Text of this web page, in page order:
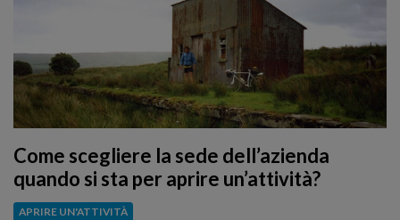
Come scegliere la sede dell’azienda
quando si sta per aprire un’attività?
APRIRE UN'ATTIVITÀ